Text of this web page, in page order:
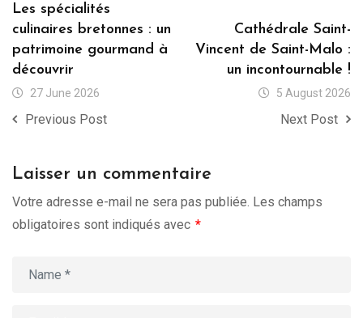
Les spécialités
culinaires bretonnes : un
patrimoine gourmand à
découvrir
27 June 2026
Previous Post
Cathédrale Saint-
Vincent de Saint-Malo :
un incontournable !
5 August 2026
Next Post
Laisser un commentaire
Votre adresse e-mail ne sera pas publiée. Les champs
obligatoires sont indiqués avec *